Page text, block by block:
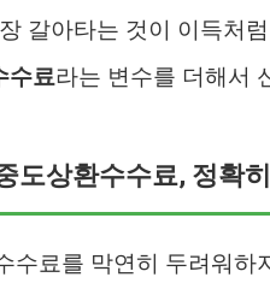
갈아타는 것이 이득처
수료라는 변수를 더해서
도상환수수료, 정확
수료를 막연히 두려워하